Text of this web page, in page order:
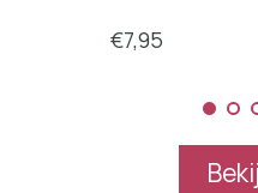
€7,95